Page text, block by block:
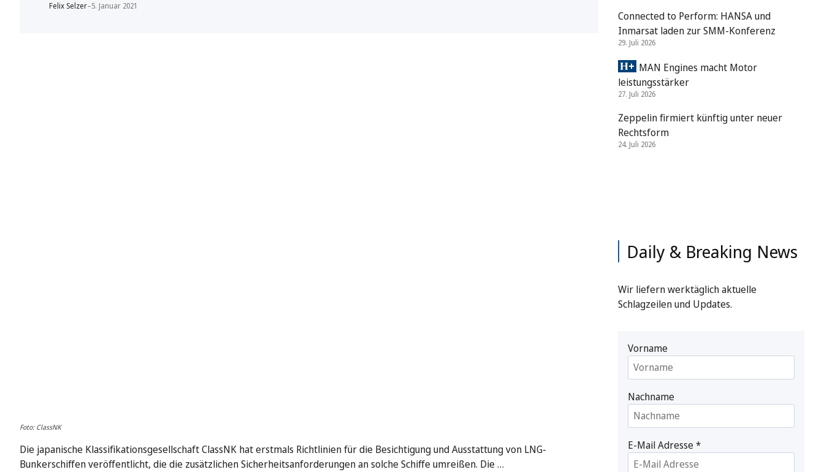
Felix Selzer–5. Januar 2021
Foto: ClassNK
Die japanische Klassifikationsgesellschaft ClassNK hat erstmals Richtlinien für die Besichtigung und Ausstattung von LNG-
Bunkerschiffen veröffentlicht, die die zusätzlichen Sicherheitsanforderungen an solche Schiffe umreißen. Die …
Connected to Perform: HANSA und
Inmarsat laden zur SMM-Konferenz
29. Juli 2026
MAN Engines macht Motor
leistungsstärker
27. Juli 2026
Zeppelin firmiert künftig unter neuer
Rechtsform
24. Juli 2026
Daily & Breaking News
Wir liefern werktäglich aktuelle
Schlagzeilen und Updates.
Vorname
Nachname
E-Mail Adresse*